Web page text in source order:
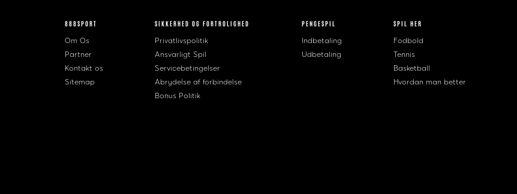
888SPORT
Om Os
Partner
Kontakt os
Sitemap
SIKKERHED OG FORTROLIGHED
Privatlivspolitik
Ansvarligt Spil
Servicebetingelser
Abrydelse af forbindelse
Bonus Politik
PENGESPIL
Indbetaling
Udbetaling
SPIL HER
Fodbold
Tennis
Basketball
Hvordan man better